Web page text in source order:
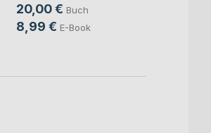
20,00 € Buch
8,99 € E-Book